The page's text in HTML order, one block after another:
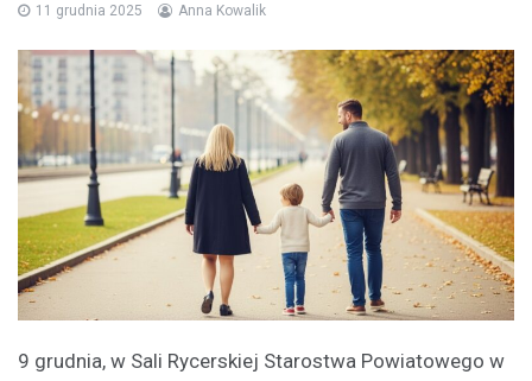
11 grudnia 2025 Anna Kowalik
9 grudnia, w Sali Rycerskiej Starostwa Powiatowego w